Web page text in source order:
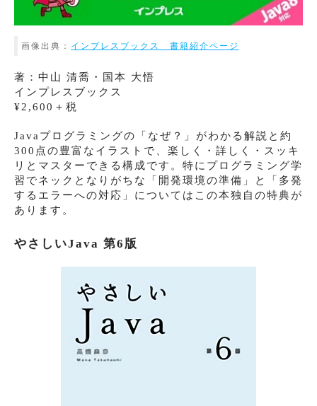
画像出典： インプレスブックス 書籍紹介ページ
著：中山 清喬・国本 大悟
インプレスブックス
¥2,600＋税
Javaプログラミングの「なぜ？」がわかる解説と約
300点の豊富なイラストで、楽しく・詳しく・スッキ
リとマスターできる構成です。特にプログラミング学
習でネックとなりがちな「開発環境の準備」と「多発
するエラーへの対応」についてはこの本独自の特典が
あります。
やさしいJava 第6版